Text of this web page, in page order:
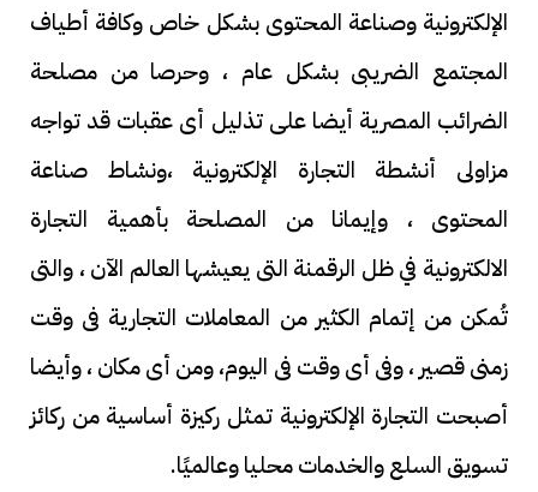
الإلكترونية وصناعة المحتوى بشكل خاص وكافة أطياف
المجتمع الضريبى بشكل عام ، وحرصا من مصلحة
الضرائب المصرية أيضا على تذليل أى عقبات قد تواجه
مزاولى أنشطة التجارة الإلكترونية ،ونشاط صناعة
المحتوى ، وإيمانا من المصلحة بأهمية التجارة
الالكترونية في ظل الرقمنة التى يعيشها العالم الآن ، والتى
تُمكن من إتمام الكثير من المعاملات التجارية فى وقت
زمنى قصير ، وفى أى وقت فى اليوم، ومن أى مكان ، وأيضا
أصبحت التجارة الإلكترونية تمثل ركيزة أساسية من ركائز
تسويق السلع والخدمات محليا وعالميًا.